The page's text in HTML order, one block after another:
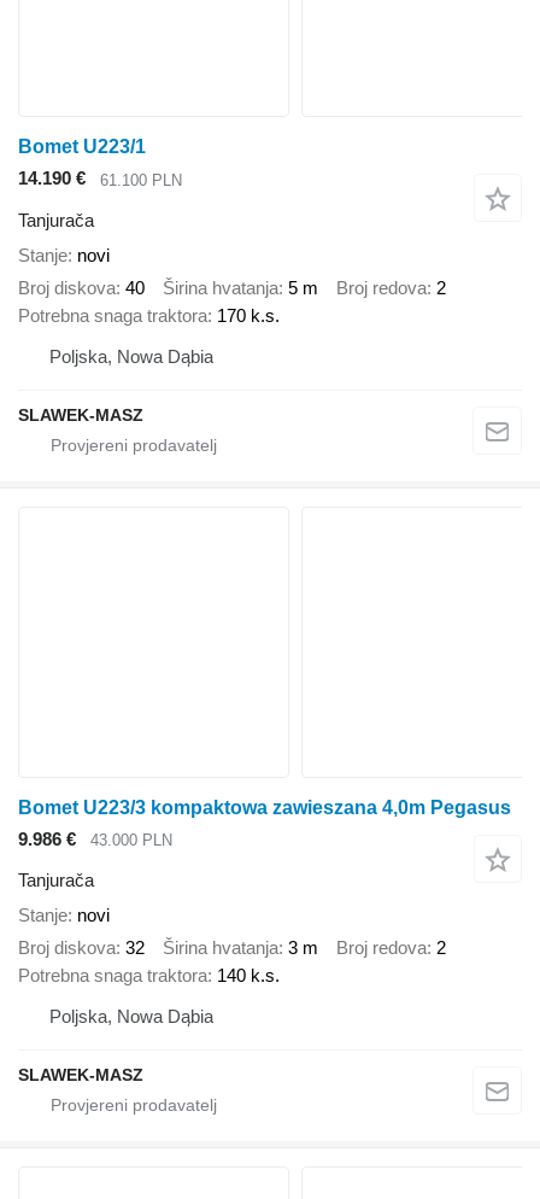
Bomet U223/1
14.190 €
61.100 PLN
Tanjurača
Stanje novi
Broj diskova 40 Širina hvatanja 5 m Broj redova 2
Potrebna snaga traktora 170 k.s.
Poljska, Nowa Dąbia
SLAWEK-MASZ
Bomet U223/3 kompaktowa zawieszana 4,0m Pegasus
9.986 €
43.000 PLN
Tanjurača
Stanje novi
Broj diskova 32 Širina hvatanja 3 m Broj redova 2
Potrebna snaga traktora 140 k.s.
Poljska, Nowa Dąbia
SLAWEK-MASZ